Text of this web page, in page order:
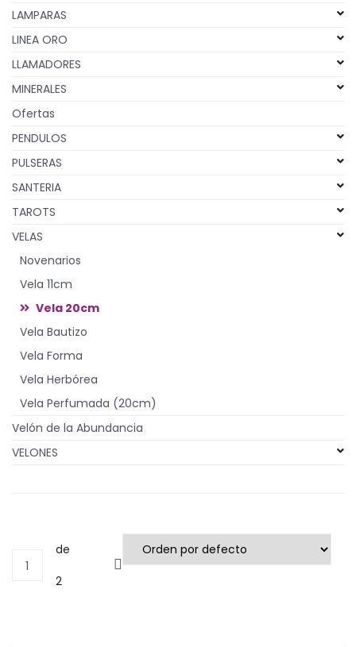
LAMPARAS
LINEA ORO
LLAMADORES
MINERALES
Ofertas
PENDULOS
PULSERAS
SANTERIA
TAROTS
VELAS
Novenarios
Vela 11cm
Vela 20cm
Vela Bautizo
Vela Forma
Vela Herbórea
Vela Perfumada (20cm)
Velón de la Abundancia
VELONES
1
de
2